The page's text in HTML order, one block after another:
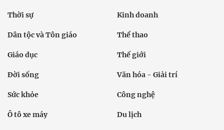
Thời sự Kinh doanh
Dân tộc và Tôn giáo Thể thao
Giáo dục Thế giới
Đời sống Văn hóa - Giải trí
Sức khỏe Công nghệ
Ô tô xe máy Du lịch